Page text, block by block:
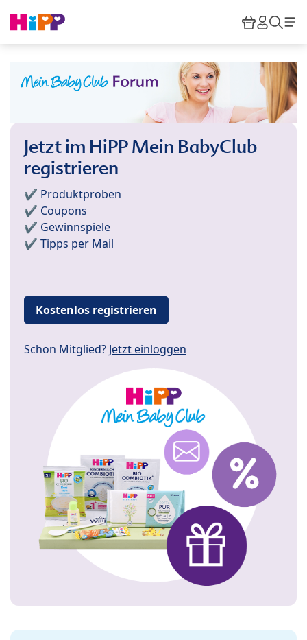
HiPP
Jetzt im HiPP Mein BabyClub
registrieren
✔️ Produktproben
✔️ Coupons
✔️ Gewinnspiele
✔️ Tipps per Mail
Kostenlos registrieren
Schon Mitglied? Jetzt einloggen